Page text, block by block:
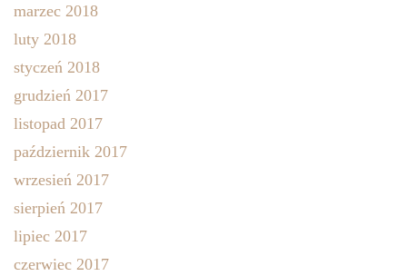
marzec 2018
luty 2018
styczeń 2018
grudzień 2017
listopad 2017
październik 2017
wrzesień 2017
sierpień 2017
lipiec 2017
czerwiec 2017